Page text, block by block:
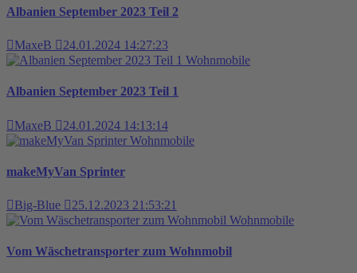
Albanien September 2023 Teil 2
MaxeB
24.01.2024 14:27:23
Wohnmobile
Albanien September 2023 Teil 1
MaxeB
24.01.2024 14:13:14
Wohnmobile
makeMyVan Sprinter
Big-Blue
25.12.2023 21:53:21
Wohnmobile
Vom Wäschetransporter zum Wohnmobil